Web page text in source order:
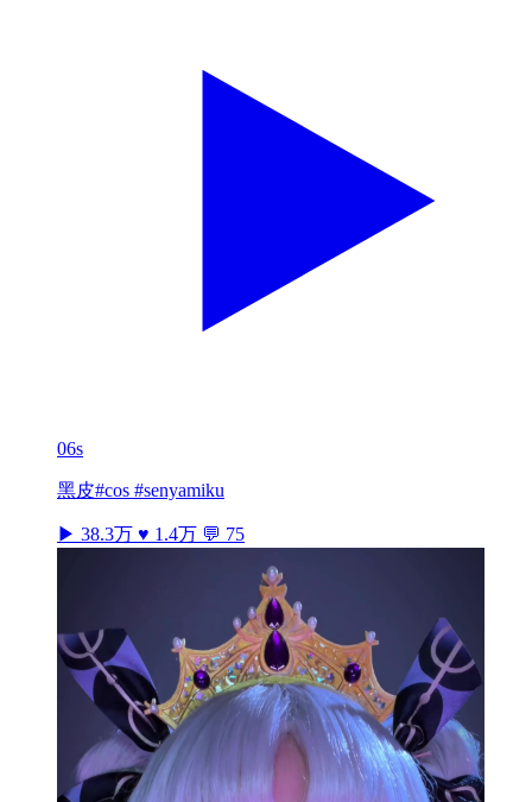
06s
黑皮#cos #senyamiku
▶ 38.3万 ♥ 1.4万 💬 75